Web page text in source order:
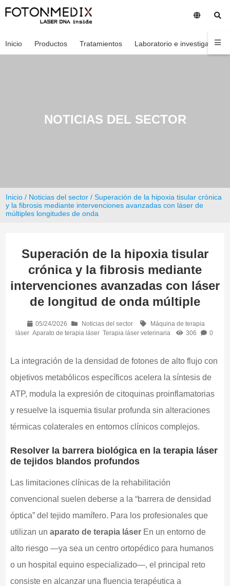
Inicio Productos Tratamientos Laboratorio e investigación
NOTICIAS DEL SECTOR
Inicio / Noticias del sector / Superación de la hipoxia tisular crónica
y la fibrosis mediante intervenciones avanzadas con láser de
múltiples longitudes de onda
Superación de la hipoxia tisular
crónica y la fibrosis mediante
intervenciones avanzadas con láser
de longitud de onda múltiple
05/24/2026 Noticias del sector
Máquina de terapia
láser Aparato de terapia láser Terapia láser veterinaria 306 0
La integración de la densidad de fotones de alto flujo con
objetivos metabólicos específicos acelera la síntesis de
ATP, modula la expresión de citoquinas proinflamatorias
y resuelve la isquemia tisular profunda sin alteraciones
térmicas colaterales en entornos clínicos complejos.
Resolver la barrera biológica en la terapia láser
de tejidos blandos profundos
Las limitaciones clínicas de la rehabilitación
convencional suelen deberse a la “barrera de densidad
óptica” del tejido mamífero. Para los profesionales que
utilizan un aparato de terapia láserEn un entorno de
alto riesgo —ya sea un centro ortopédico para humanos
o un hospital equino especializado—, el principal reto
consiste en alcanzar una fluencia terapéutica a